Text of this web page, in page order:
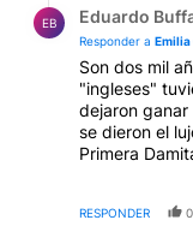
EB Eduardo
Responder a Emilia
Son dos mil
"ingleses"
dejaron
se dieron el
Primera
su Príncipe
nacionalismo
RESPONDER 0